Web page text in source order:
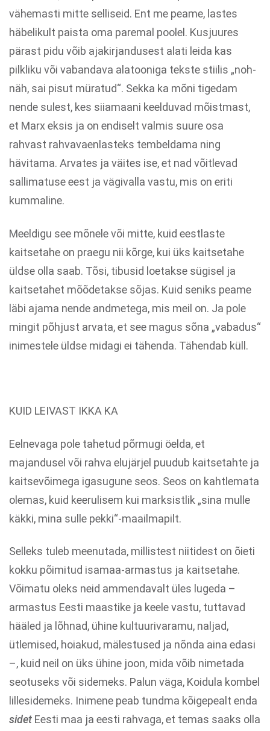
vähemasti mitte selliseid. Ent me peame, lastes
häbelikult paista oma paremal poolel. Kusjuures
pärast pidu võib ajakirjandusest alati leida kas
pilkliku või vabandava alatooniga tekste stiilis „noh-
näh, sai pisut müratud“. Sekka ka mõni tigedam
nende sulest, kes siiamaani keelduvad mõistmast,
et Marx eksis ja on endiselt valmis suure osa
rahvast rahvavaenlasteks tembeldama ning
hävitama. Arvates ja väites ise, et nad võitlevad
sallimatuse eest ja vägivalla vastu, mis on eriti
kummaline.
Meeldigu see mõnele või mitte, kuid eestlaste
kaitsetahe on praegu nii kõrge, kui üks kaitsetahe
üldse olla saab. Tõsi, tibusid loetakse sügisel ja
kaitsetahet mõõdetakse sõjas. Kuid seniks peame
läbi ajama nende andmetega, mis meil on. Ja pole
mingit põhjust arvata, et see magus sõna „vabadus“
inimestele üldse midagi ei tähenda. Tähendab küll.
KUID LEIVAST IKKA KA
Eelnevaga pole tahetud põrmugi öelda, et
majandusel või rahva elujärjel puudub kaitsetahte ja
kaitsevõimega igasugune seos. Seos on kahtlemata
olemas, kuid keerulisem kui marksistlik „sina mulle
käkki, mina sulle pekki“-maailmapilt.
Selleks tuleb meenutada, millistest niitidest on õieti
kokku põimitud isamaa-armastus ja kaitsetahe.
Võimatu oleks neid ammendavalt üles lugeda –
armastus Eesti maastike ja keele vastu, tuttavad
hääled ja lõhnad, ühine kultuurivaramu, naljad,
ütlemised, hoiakud, mälestused ja nõnda aina edasi
–, kuid neil on üks ühine joon, mida võib nimetada
seotuseks või sidemeks. Palun väga, Koidula kombel
lillesidemeks. Inimene peab tundma kõigepealt enda
sidet Eesti maa ja eesti rahvaga, et temas saaks olla